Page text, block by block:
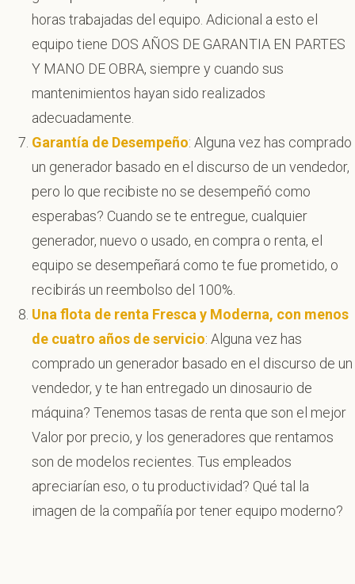
horas trabajadas del equipo. Adicional a esto el
equipo tiene DOS AÑOS DE GARANTIA EN PARTES
Y MANO DE OBRA, siempre y cuando sus
mantenimientos hayan sido realizados
adecuadamente.
Garantía de Desempeño: Alguna vez has comprado
un generador basado en el discurso de un vendedor,
pero lo que recibiste no se desempeñó como
esperabas? Cuando se te entregue, cualquier
generador, nuevo o usado, en compra o renta, el
equipo se desempeñará como te fue prometido, o
recibirás un reembolso del 100%.
Una flota de renta Fresca y Moderna, con menos
de cuatro años de servicio: Alguna vez has
comprado un generador basado en el discurso de un
vendedor, y te han entregado un dinosaurio de
máquina? Tenemos tasas de renta que son el mejor
Valor por precio, y los generadores que rentamos
son de modelos recientes. Tus empleados
apreciarían eso, o tu productividad? Qué tal la
imagen de la compañía por tener equipo moderno?